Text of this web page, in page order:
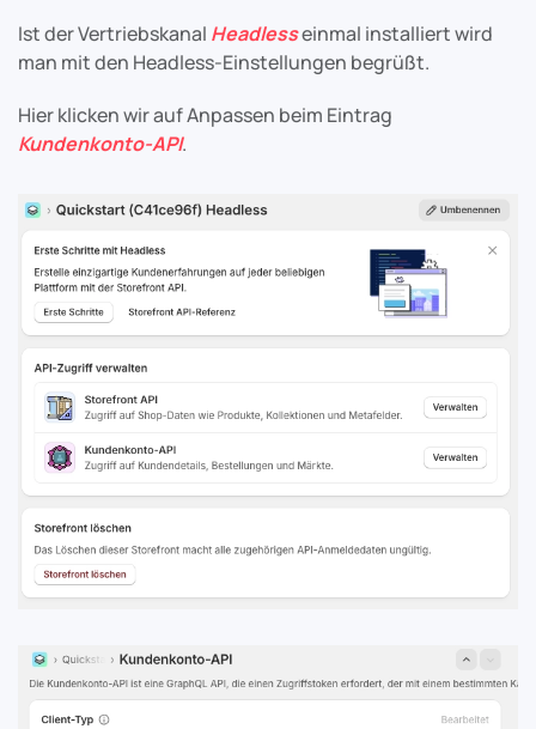
Ist der Vertriebskanal Headlesseinmal installiert wird
man mit den Headless-Einstellungen begrüßt.
Hier klicken wir auf Anpassen beim Eintrag
Kundenkonto-API.